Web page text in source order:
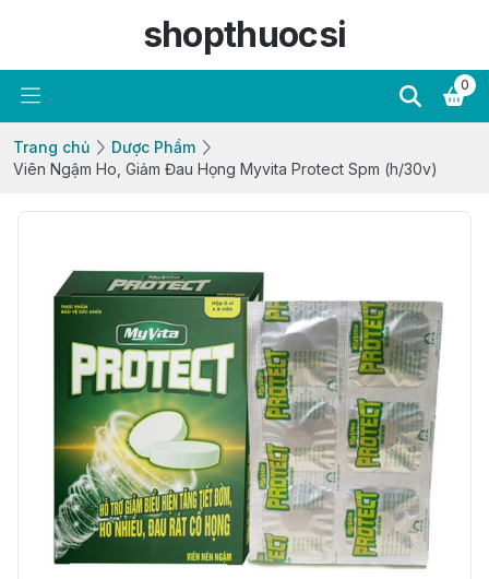
shopthuocsi
0
Trang chủ
Dược Phẩm
Viên Ngậm Ho, Giảm Đau Họng Myvita Protect Spm (h/30v)